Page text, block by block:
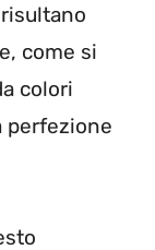
come si
colori
perfezione